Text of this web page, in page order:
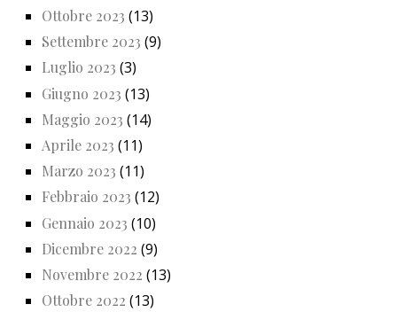
Ottobre 2023 (13)
Settembre 2023 (9)
Luglio 2023 (3)
Giugno 2023 (13)
Maggio 2023 (14)
Aprile 2023 (11)
Marzo 2023 (11)
Febbraio 2023 (12)
Gennaio 2023 (10)
Dicembre 2022 (9)
Novembre 2022 (13)
Ottobre 2022 (13)